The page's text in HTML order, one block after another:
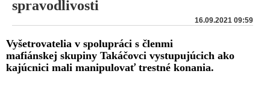
spravodlivosti
16.09.2021 09:59
Vyšetrovatelia v spolupráci s členmi
mafiánskej skupiny Takáčovci vystupujúcich ako
kajúcnici mali manipulovať trestné konania.